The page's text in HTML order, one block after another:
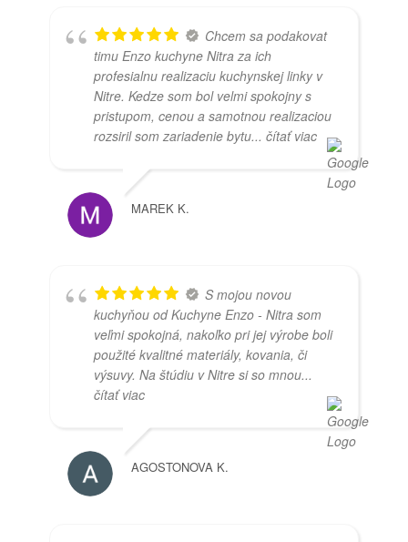
Chcem sa podakovat
timu Enzo kuchyne Nitra za ich
profesialnu realizaciu kuchynskej linky v
Nitre. Kedze som bol velmi spokojny s
pristupom, cenou a samotnou realizaciou
rozsiril som zariadenie bytu... čítať viac
MAREK K.
S mojou novou
kuchyňou od Kuchyne Enzo - Nitra som
veľmi spokojná, nakoľko pri jej výrobe boli
použité kvalitné materiály, kovania, či
výsuvy. Na štúdiu v Nitre si so mnou...
čítať viac
AGOSTONOVA K.